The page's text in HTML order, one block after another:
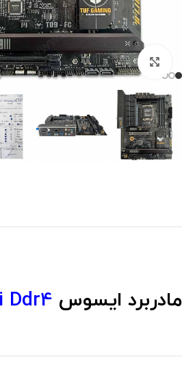
برای بزرگنمایی کلیک کنید
مادربرد ایسوس Ddr4